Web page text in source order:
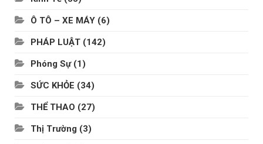
Ô TÔ – XE MÁY (6)
PHÁP LUẬT (142)
Phóng Sự(1)
SỨC KHỎE (34)
THỂ THAO (27)
Thị Trường (3)